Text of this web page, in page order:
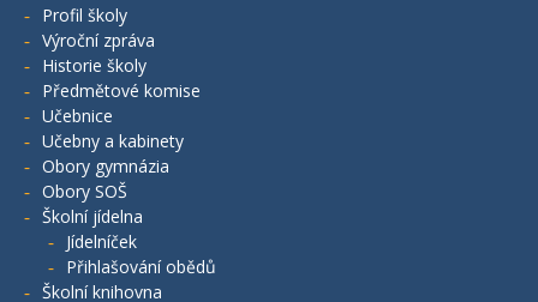
Profil školy
Výroční zpráva
Historie školy
Předmětové komise
Učebnice
Učebny a kabinety
Obory gymnázia
Obory SOŠ
Školní jídelna
Jídelníček
Přihlašování obědů
Školní knihovna